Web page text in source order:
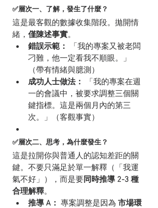
✅層次一、了解，發生了什麼？
這是最客觀的數據收集階段。拋開情
緒， 僅陳述事實。
錯誤示範：
「我的專案又被老闆
刁難，他一定看我不順眼。」
（帶有情緒與臆測）
成功人士做法：
「我的專案在週
一的會議中，被要求調整三個關
鍵指標。這是兩個月內的第三
次。」（客觀事實）
✅層次二、思考，為什麼發生？
這是拉開你與普通人的認知差距的關
鍵。不要只滿足於單一解釋（「我運
氣不好」），而是要同時推導 2-3 種
合理解釋。
推導 A： 專案調整是因為 市場環